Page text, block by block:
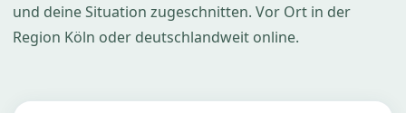
und deine Situation zugeschnitten. Vor Ort in der
Region Köln oder deutschlandweit online.